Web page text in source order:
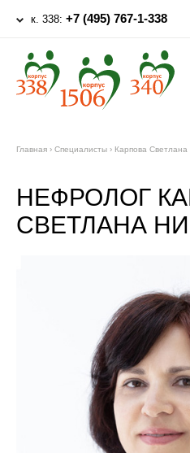
к. 338: +7 (495) 767-1-338
Главная › Специалисты › Карпова Светлана
НЕФРОЛОГ
СВЕТЛАНА